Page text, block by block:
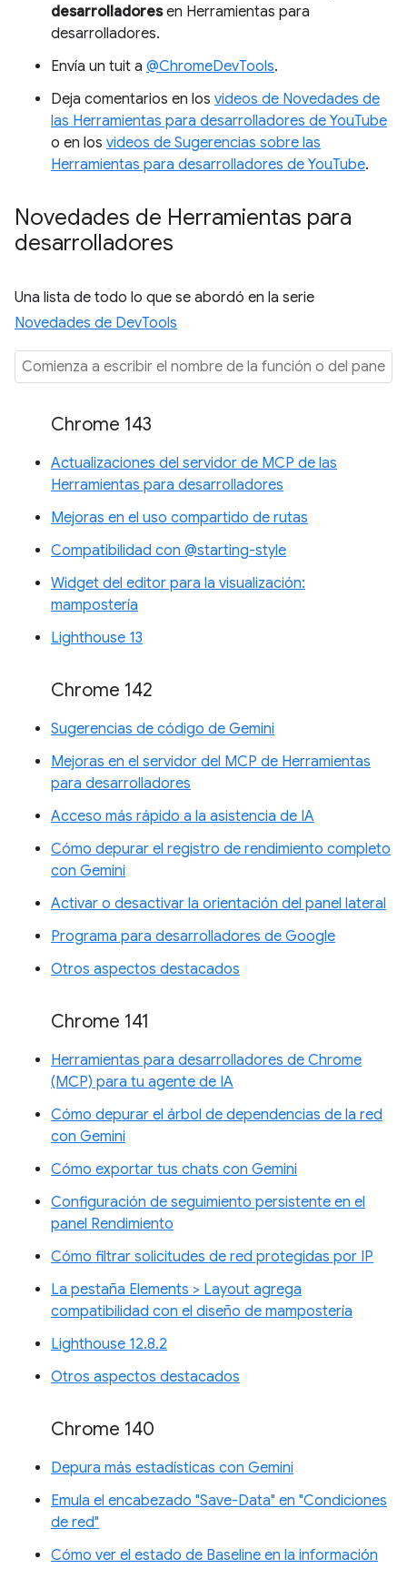
desarrolladoresen Herramientas para
desarrolladores.
Envía un tuit a @ChromeDevTools.
Deja comentarios en los videos de Novedades de
las Herramientas para desarrolladores de YouTube
o en los videos de Sugerencias sobre las
Herramientas para desarrolladores de YouTube.
Novedades de Herramientas para
desarrolladores
Una lista de todo lo que se abordó en la serie
Novedades de DevTools
Chrome 143
Actualizaciones del servidor de MCP de las
Herramientas para desarrolladores
Mejoras en el uso compartido de rutas
Compatibilidad con @starting-style
Widget del editor para la visualización:
mampostería
Lighthouse 13
Chrome 142
Sugerencias de código de Gemini
Mejoras en el servidor del MCP de Herramientas
para desarrolladores
Acceso más rápido a la asistencia de IA
Cómo depurar el registro de rendimiento completo
con Gemini
Activar o desactivar la orientación del panel lateral
Programa para desarrolladores de Google
Otros aspectos destacados
Chrome 141
Herramientas para desarrolladores de Chrome
(MCP) para tu agente de IA
Cómo depurar el árbol de dependencias de la red
con Gemini
Cómo exportar tus chats con Gemini
Configuración de seguimiento persistente en el
panel Rendimiento
Cómo filtrar solicitudes de red protegidas por IP
La pestaña Elements > Layout agrega
compatibilidad con el diseño de mampostería
Lighthouse 12.8.2
Otros aspectos destacados
Chrome 140
Depura más estadísticas con Gemini
Emula el encabezado "Save-Data" en "Condiciones
de red"
Cómo ver el estado de Baseline en la información